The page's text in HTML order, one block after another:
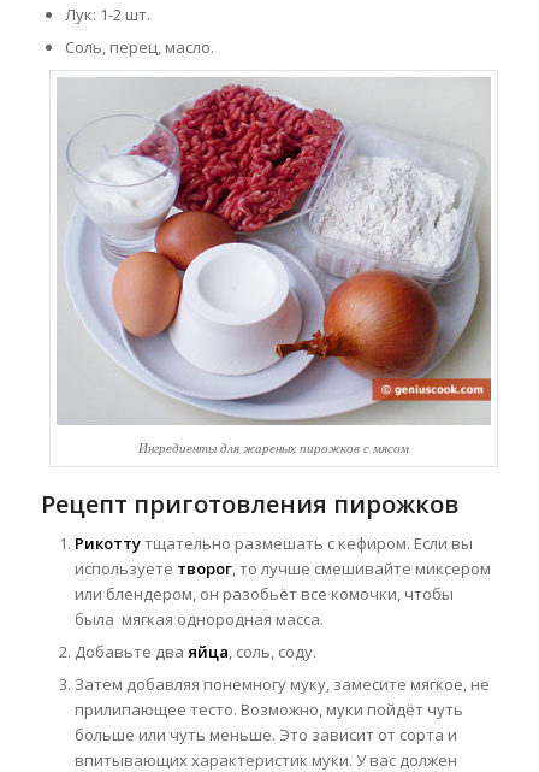
Лук: 1-2 шт.
Соль, перец, масло.
Ингредиенты для жареных пирожков с мясом
Рецепт приготовления пирожков
Рикоттутщательно размешать с кефиром. Если вы
используете творог, то лучше смешивайте миксером
или блендером, он разобьёт все комочки, чтобы
была мягкая однородная масса.
Добавьте два яйца, соль, соду.
Затем добавляя понемногу муку, замесите мягкое, не
прилипающее тесто. Возможно, муки пойдёт чуть
больше или чуть меньше. Это зависит от сорта и
впитывающих характеристик муки. У вас должен